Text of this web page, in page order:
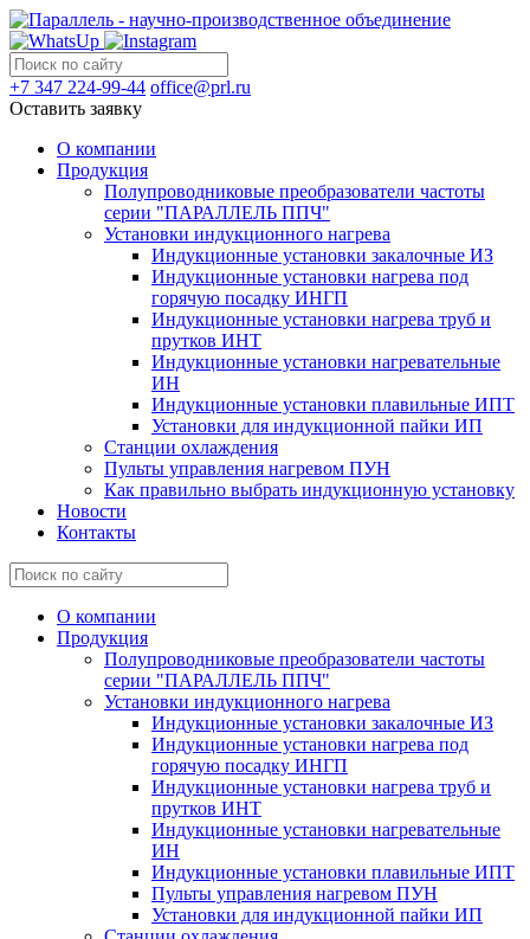
+7 347 224-99-44 office@prl.ru
Оставить заявку
О компании
Продукция
Полупроводниковые преобразователи частоты
серии "ПАРАЛЛЕЛЬ ППЧ"
Установки индукционного нагрева
Индукционные установки закалочные ИЗ
Индукционные установки нагрева под
горячую посадку ИНГП
Индукционные установки нагрева труб и
прутков ИНТ
Индукционные установки нагревательные
ИН
Индукционные установки плавильные ИПТ
Установки для индукционной пайки ИП
Станции охлаждения
Пульты управления нагревом ПУН
Как правильно выбрать индукционную установку
Новости
Контакты
О компании
Продукция
Полупроводниковые преобразователи частоты
серии "ПАРАЛЛЕЛЬ ППЧ"
Установки индукционного нагрева
Индукционные установки закалочные ИЗ
Индукционные установки нагрева под
горячую посадку ИНГП
Индукционные установки нагрева труб и
прутков ИНТ
Индукционные установки нагревательные
ИН
Индукционные установки плавильные ИПТ
Пульты управления нагревом ПУН
Установки для индукционной пайки ИП